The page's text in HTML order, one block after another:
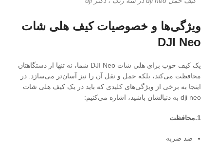
ویژگی‌ها و خصوصیات کیف هلی شات
DJI Neo
یک کیف خوب برای هلی شات DJI Neo شما، نه تنها از دستگاهتان
محافظت می‌کند، بلکه حمل و نقل آن را نیز آسان‌تر می‌سازد. در
اینجا به برخی از ویژگی‌های کلیدی که باید در یک کیف هلی شات
dji neo به دنبالشان باشید، اشاره می‌کنیم:
1.محافظت
ضد ضربه